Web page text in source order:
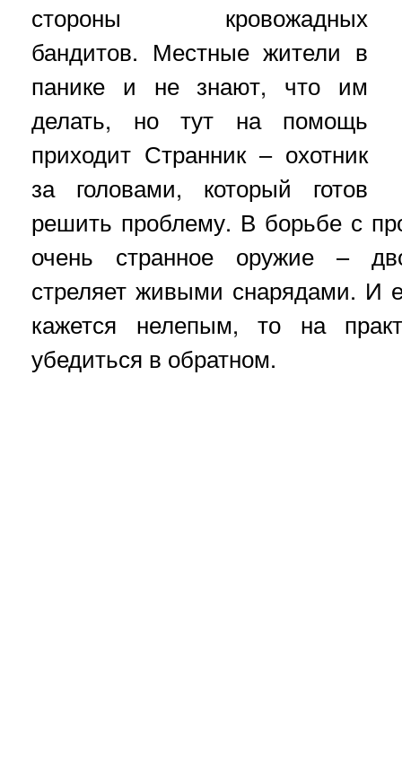
стороны кровожадных
бандитов. Местные жители в
панике и не знают, что им
делать, но тут на помощь
приходит Странник – охотник
за головами, который готов
решить проблему. В борьбе с
очень странное оружие –
стреляет живыми снарядами. И
кажется нелепым, то на
убедиться в обратном.